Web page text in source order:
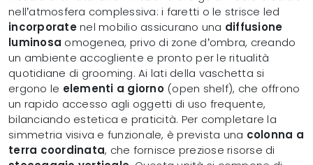
nell’atmosfera complessiva: i faretti o le strisce led
incorporatenel mobilio assicurano una diffusione
luminosa omogenea, privo di zone d’ombra, creando
un ambiente accogliente e pronto per le ritualità
quotidiane di grooming. Ai lati della vaschetta si
ergono le elementi a giorno(open shelf), che offrono
un rapido accesso agli oggetti di uso frequente,
bilanciando estetica e praticità. Per completare la
simmetria visiva e funzionale, è prevista una colonna a
terra coordinata, che fornisce preziose risorse di